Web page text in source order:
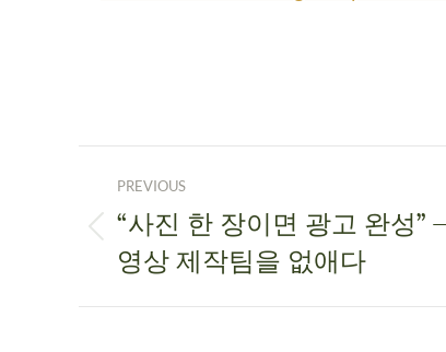
PREVIOUS
“사진 한 장이면 광고 완성
영상 제작팀을 없애다